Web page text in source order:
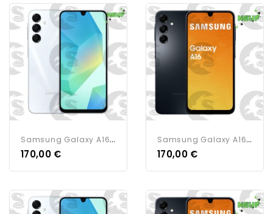
S
Amsung Galaxy A16 | 128G |...
170,00 €
S
Amsung Galaxy A16 | 128G |...
170,00 €